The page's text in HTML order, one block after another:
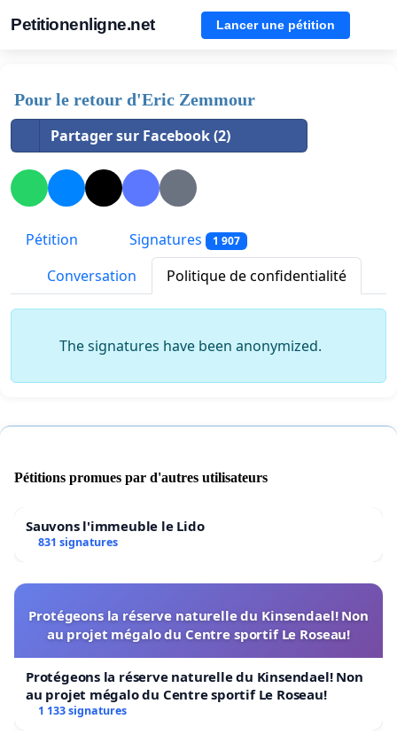
Petitionenligne.net Lancer une pétition
Pour le retour d'Eric Zemmour
Partager sur Facebook (2)
Pétition Signatures 1 907
Conversation Politique de confidentialité
The signatures have been anonymized.
Pétitions promues par d'autres utilisateurs
Sauvons l'immeuble le Lido
831 signatures
Protégeons la réserve naturelle du Kinsendael! Non
au projet mégalo du Centre sportif Le Roseau!
Protégeons la réserve naturelle du Kinsendael! Non
au projet mégalo du Centre sportif Le Roseau!
1 133 signatures